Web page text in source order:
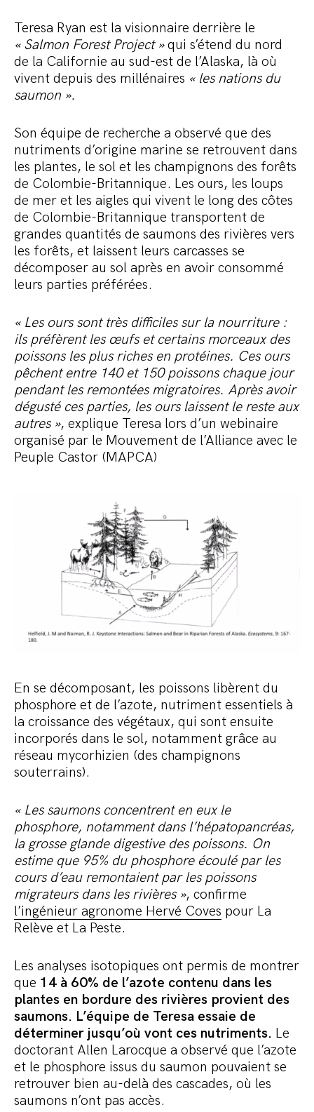
Teresa Ryan est la visionnaire derrière le
« Salmon Forest Project »qui s’étend du nord
de la Californie au sud-est de l’Alaska, là où
vivent depuis des millénaires « les nations du
saumon ».
Son équipe de recherche a observé que des
nutriments d’origine marine se retrouvent dans
les plantes, le sol et les champignons des forêts
de Colombie-Britannique. Les ours, les loups
de mer et les aigles qui vivent le long des côtes
de Colombie-Britannique transportent de
grandes quantités de saumons des rivières vers
les forêts, et laissent leurs carcasses se
décomposer au sol après en avoir consommé
leurs parties préférées.
« Les ours sont très difficiles sur la nourriture :
ils préfèrent les œufs et certains morceaux des
poissons les plus riches en protéines. Ces ours
pêchent entre 140 et 150 poissons chaque jour
pendant les remontées migratoires. Après avoir
dégusté ces parties, les ours laissent le reste aux
autres », explique Teresa lors d’un webinaire
organisé par le Mouvement de l’Alliance avec le
Peuple Castor (MAPCA)
En se décomposant, les poissons libèrent du
phosphore et de l’azote, nutriment essentiels à
la croissance des végétaux, qui sont ensuite
incorporés dans le sol, notamment grâce au
réseau mycorhizien (des champignons
souterrains).
« Les saumons concentrent en eux le
phosphore, notamment dans l’hépatopancréas,
la grosse glande digestive des poissons. On
estime que 95% du phosphore écoulé par les
cours d’eau remontaient par les poissons
migrateurs dans les rivières », confirme
l’ingénieur agronome Hervé Coves pour La
Relève et La Peste.
Les analyses isotopiques ont permis de montrer
que 14 à 60% de l’azote contenu dans les
plantes en bordure des rivières provient des
saumons. L’équipe de Teresa essaie de
déterminer jusqu’où vont ces nutriments. Le
doctorant Allen Larocque a observé que l’azote
et le phosphore issus du saumon pouvaient se
retrouver bien au-delà des cascades, où les
saumons n’ont pas accès.